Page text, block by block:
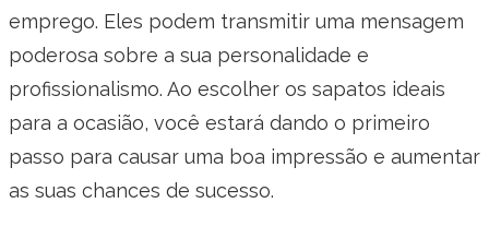
emprego. Eles podem transmitir uma mensagem
poderosa sobre a sua personalidade e
profissionalismo. Ao escolher os sapatos ideais
para a ocasião, você estará dando o primeiro
passo para causar uma boa impressão e aumentar
as suas chances de sucesso.